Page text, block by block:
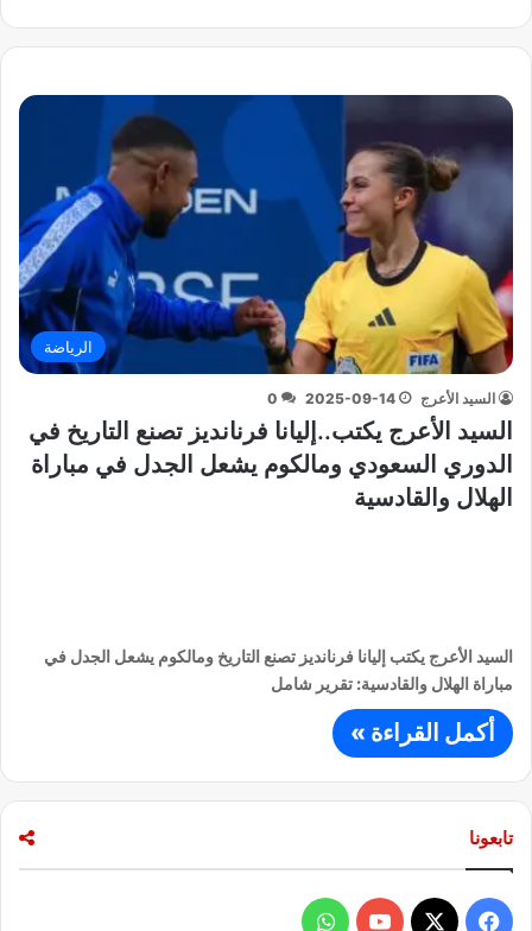
الرياضة
السيد الأعرج 2025-09-14
0
السيد الأعرج يكتب..إليانا فرنانديز تصنع التاريخ في
الدوري السعودي ومالكوم يشعل الجدل في مباراة
الهلال والقادسية
السيد الأعرج يكتب إليانا فرنانديز تصنع التاريخ ومالكوم يشعل الجدل في
مباراة الهلال والقادسية: تقرير شامل
أكمل القراءة »
تابعونا